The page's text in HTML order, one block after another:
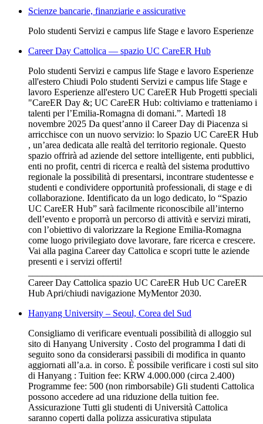
Scienze bancarie, finanziarie e assicurative
Polo studenti Servizi e campus life Stage e lavoro Esperienze
Career Day Cattolica — spazio UC CareER Hub
Polo studenti Servizi e campus life Stage e lavoro Esperienze
all'estero Chiudi Polo studenti Servizi e campus life Stage e
lavoro Esperienze all'estero UC CareER Hub Progetti speciali
"CareER Day &; UC CareER Hub: coltiviamo e tratteniamo i
talenti per l’Emilia-Romagna di domani.”. Martedì 18
novembre 2025 Da quest’anno il Career Day di Piacenza si
arricchisce con un nuovo servizio: lo Spazio UC CareER Hub
, un’area dedicata alle realtà del territorio regionale. Questo
spazio offrirà ad aziende del settore intelligente, enti pubblici,
enti no profit, centri di ricerca e realtà del sistema produttivo
regionale la possibilità di presentarsi, incontrare studentesse e
studenti e condividere opportunità professionali, di stage e di
collaborazione. Identificato da un logo dedicato, lo “Spazio
UC CareER Hub” sarà facilmente riconoscibile all’interno
dell’evento e proporrà un percorso di attività e servizi mirati,
con l’obiettivo di valorizzare la Regione Emilia-Romagna
come luogo privilegiato dove lavorare, fare ricerca e crescere.
Vai alla pagina Career day Cattolica e scopri tutte le aziende
presenti e i servizi offerti!
Career Day Cattolica spazio UC CareER Hub UC CareER
Hub Apri/chiudi navigazione MyMentor 2030.
Hanyang University – Seoul, Corea del Sud
Consigliamo di verificare eventuali possibilità di alloggio sul
sito di Hanyang University . Costo del programma I dati di
seguito sono da considerarsi passibili di modifica in quanto
aggiornati all’a.a. in corso. È possibile verificare i costi sul sito
di Hanyang : Tuition fee: KRW 4.000.000 (circa 2.400)
Programme fee: 500 (non rimborsabile) Gli studenti Cattolica
possono accedere ad una riduzione della tuition fee.
Assicurazione Tutti gli studenti di Università Cattolica
saranno coperti dalla polizza assicurativa stipulata